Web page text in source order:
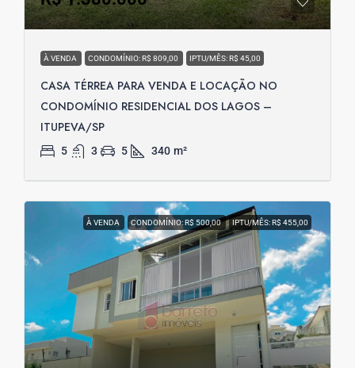
À VENDA CONDOMÍNIO: R$ 809,00 IPTU/MÊS: R$ 45,00
CASA TÉRREA PARA VENDA E LOCAÇÃO NO
CONDOMÍNIO RESIDENCIAL DOS LAGOS –
ITUPEVA/SP
5 3 5 340 m²
À VENDA CONDOMÍNIO: R$ 500,00 IPTU/MÊS: R$ 455,00